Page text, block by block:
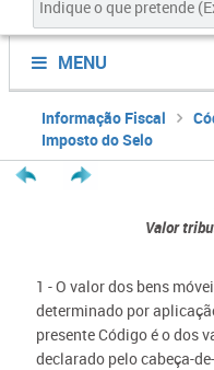
MENU
Informação Fiscal
Imposto do Selo
Valor
1 - O valor dos bens
determinado por
presente Código é o dos
declarado pelo cabeça-